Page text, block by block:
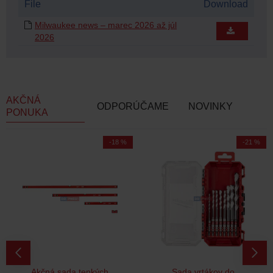
File Download
Milwaukee news – marec 2026 až júl
2026
AKČNÁ
PONUKA
ODPORÚČAME NOVINKY
-18 % -21 %